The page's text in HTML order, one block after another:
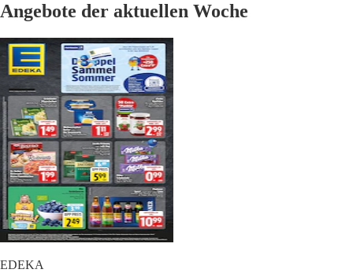
Angebote der aktuellen Woche
EDEKA